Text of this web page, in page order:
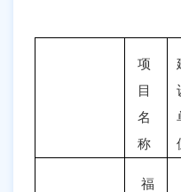
项
目
名
称
福